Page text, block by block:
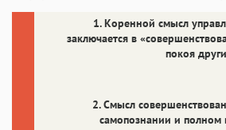
1. Коренной смысл
заключается в
покоя
2. Смысл
самопознании и полном